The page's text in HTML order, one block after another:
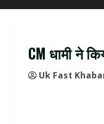
CM धामी ने
Uk Fast